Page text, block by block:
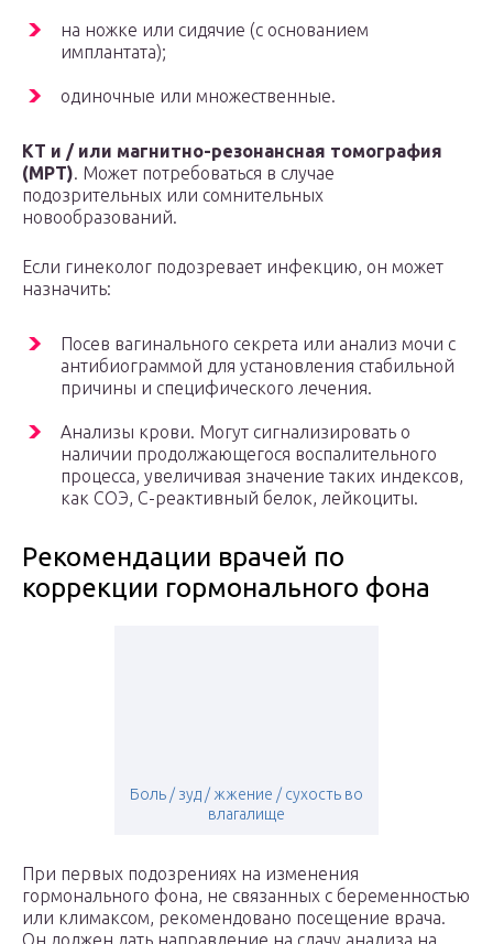
на ножке или сидячие (с основанием
имплантата);
одиночные или множественные.
КТ и / или магнитно-резонансная томография
(МРТ). Может потребоваться в случае
подозрительных или сомнительных
новообразований.
Если гинеколог подозревает инфекцию, он может
назначить:
Посев вагинального секрета или анализ мочи с
антибиограммой для установления стабильной
причины и специфического лечения.
Анализы крови. Могут сигнализировать о
наличии продолжающегося воспалительного
процесса, увеличивая значение таких индексов,
как СОЭ, С-реактивный белок, лейкоциты.
Рекомендации врачей по
коррекции гормонального фона
Боль / зуд / жжение / сухость во
влагалище
При первых подозрениях на изменения
гормонального фона, не связанных с беременностью
или климаксом, рекомендовано посещение врача.
Он должен дать направление на сдачу анализа на